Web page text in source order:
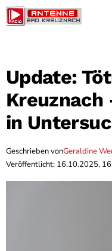
Update:
Kreuznach
in
Geschrieben vonGeraldine
Veröffentlicht: 16.10.2025,